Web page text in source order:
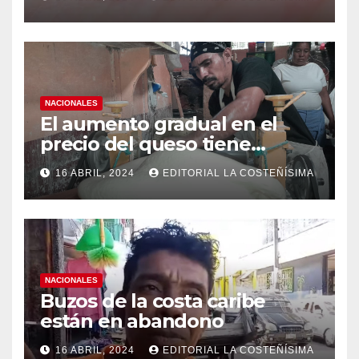
medidas ante el aumento de
casos de dengue
NACIONALES
El aumento gradual en el
precio del queso tiene
efectos a las Panaderias
16 ABRIL, 2024 EDITORIAL LA COSTEÑÍSIMA
NACIONALES
Buzos de la costa caribe
están en abandono
16 ABRIL, 2024 EDITORIAL LA COSTEÑÍSIMA